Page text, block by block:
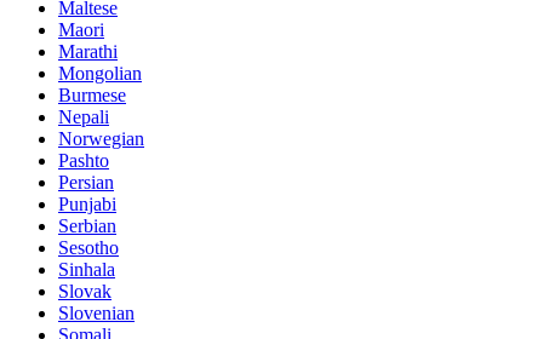
Maltese
Maori
Marathi
Mongolian
Burmese
Nepali
Norwegian
Pashto
Persian
Punjabi
Serbian
Sesotho
Sinhala
Slovak
Slovenian
Somali